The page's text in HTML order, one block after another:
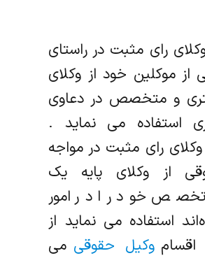
رای مثبت در راستای
موکلین خود از وکلای
و متخصص در دعاوی
استفاده می نماید .
رای مثبت در مواجه
از وکلای پایه یک
خود را در امور
استفاده می نماید از
وکیل حقوقی می